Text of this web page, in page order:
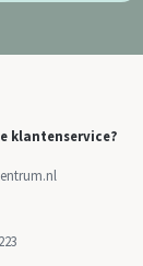
klantenservice?